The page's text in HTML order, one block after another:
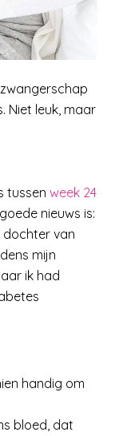
Niet leuk, maar
tussenweek 24
nieuws is:
dochter van
mijn
ik had
handig om
bloed, dat